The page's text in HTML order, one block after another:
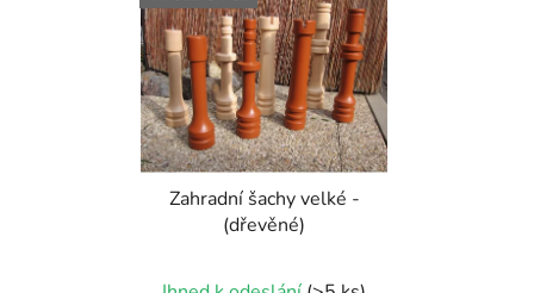
Zahradní šachy velké -
(dřevěné)